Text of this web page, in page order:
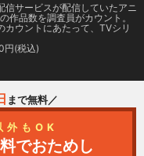
サービスが配信していたアニ
作品数を調査員がカウント。
ウントにあたって、TVシリ
円(税込)
まで無料／
外もOK
でおためし